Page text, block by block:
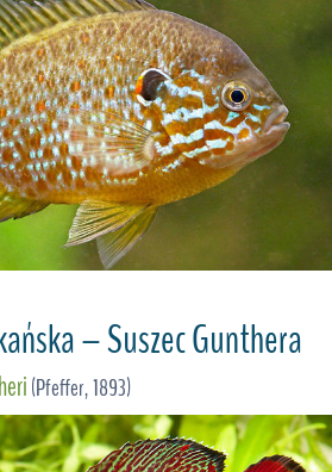
– Suszec Gunthera
(Pfeffer, 1893)